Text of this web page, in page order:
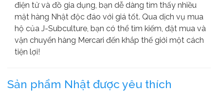
điện tử và đồ gia dụng, bạn dễ dàng tìm thấy nhiều
mặt hàng Nhật độc đáo với giá tốt. Qua dịch vụ mua
hộ của J-Subculture, bạn có thể tìm kiếm, đặt mua và
vận chuyển hàng Mercari đến khắp thế giới một cách
tiện lợi!
Sản phẩm Nhật được yêu thích